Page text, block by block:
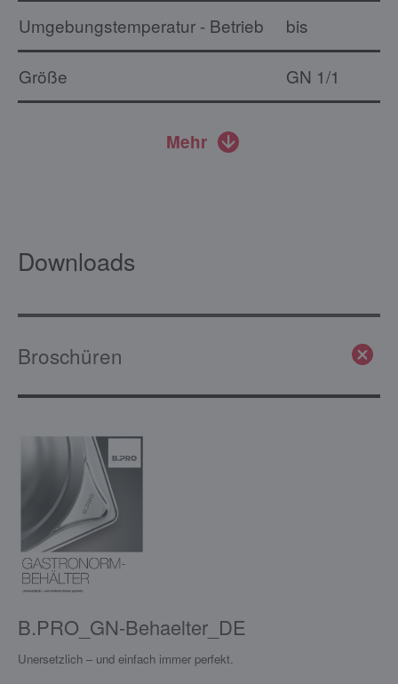
Umgebungstemperatur - Betrieb bis
Größe GN 1/1
Mehr
Downloads
Broschüren
B.PRO_GN-Behaelter_DE
Unersetzlich – und einfach immer perfekt.